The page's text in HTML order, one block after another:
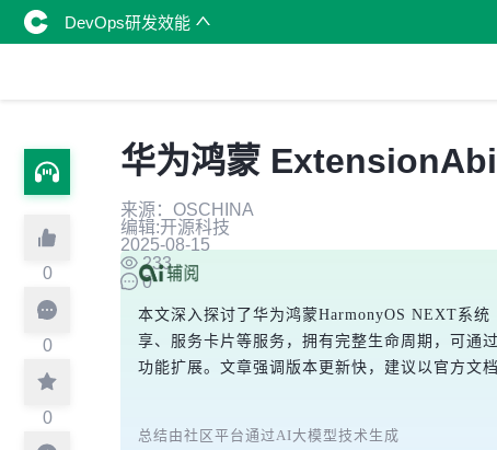
DevOps研发效能
0
0
0
华为鸿蒙
来源：OSCHINA
编辑:开源科技
2025-08-15
233
0
本文深入探讨了华为鸿蒙HarmonyOS NEXT系
享、服务卡片等服务，拥有完整生命周期，可通
功能扩展。文章强调版本更新快，建议以官方文
总结由社区平台通过AI大模型技术生成